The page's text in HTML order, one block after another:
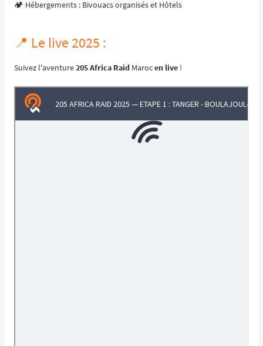
🏕️ Hébergements : Bivouacs organisés et Hôtels
📍 Le live 2025 :
Suivez l'aventure205 Africa Raid Marocen live !